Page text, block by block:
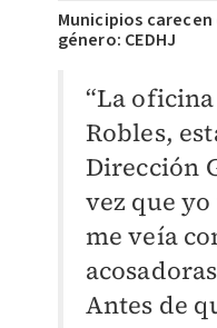
Municipios
género: CEDHJ
“La
Robles,
Dirección
vez que
me veía
Antes de